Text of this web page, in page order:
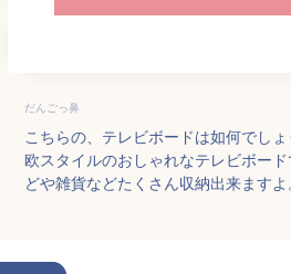
だんごっ鼻
こちらの、テレビボードは如何でし
欧スタイルのおしゃれなテレビボー
どや雑貨などたくさん収納出来ますよ